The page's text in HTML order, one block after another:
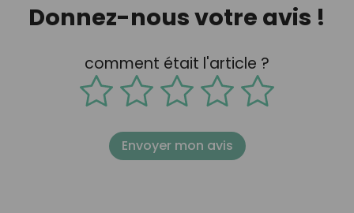
Donnez-nous votre avis !
comment était l'article ?
Envoyer mon avis